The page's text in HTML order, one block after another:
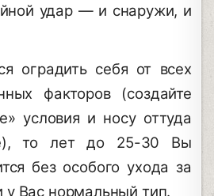
удар — и снаружи, и
оградить себя от всех
факторов (создайте
условия и носу оттуда
то лет до 25-30 Вы
без особого ухода за
у Вас нормальный тип.